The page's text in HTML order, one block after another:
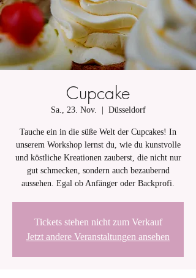
Cupcake
Sa., 23. Nov. Düsseldorf
Tauche ein in die süße Welt der Cupcakes! In
unserem Workshop lernst du, wie du kunstvolle
und köstliche Kreationen zauberst, die nicht nur
gut schmecken, sondern auch bezaubernd
aussehen. Egal ob Anfänger oder Backprofi.
Tickets stehen nicht zum Verkauf
Jetzt andere Veranstaltungen ansehen